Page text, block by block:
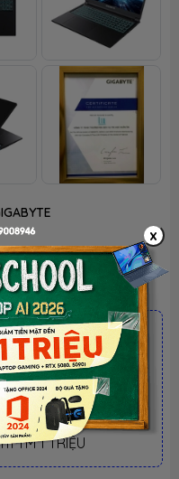
NĂM
chi tiết
phòng. Giảm TM 300K
TM 1 TRIỆU
x